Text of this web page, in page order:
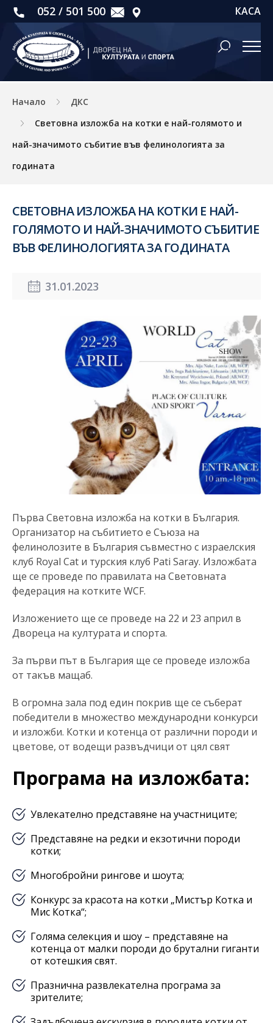
052 / 501 500 КАСА
Начало
ДКС
Световна изложба на котки е най-голямото и
най-значимото събитие във фелинологията за
годината
СВЕТОВНА ИЗЛОЖБА НА КОТКИ Е НАЙ-
ГОЛЯМОТО И НАЙ-ЗНАЧИМОТО СЪБИТИЕ
ВЪВ ФЕЛИНОЛОГИЯТА ЗА ГОДИНАТА
31.01.2023
Първа Световна изложба на котки в България.
Организатор на събитието е Съюза на
фелинолозите в България съвместно с израелския
клуб Royal Cat и турския клуб Pati Saray. Изложбата
ще се проведе по правилата на Световната
федерация на котките WCF.
Изложението ще се проведе на 22 и 23 април в
Двореца на културата и спорта.
За първи път в България ще се проведе изложба
от такъв мащаб.
В огромна зала под един покрив ще се съберат
победители в множество международни конкурси
и изложби. Котки и котенца от различни породи и
цветове, от водещи развъдчици от цял свят
Програма на изложбата:
Увлекателно представяне на участниците;
Представяне на редки и екзотични породи
котки;
Многобройни рингове и шоута;
Конкурс за красота на котки „Мистър Котка и
Мис Котка“;
Голяма селекция и шоу – представяне на
котенца от малки породи до брутални гиганти
от котешкия свят.
Празнична развлекателна програма за
зрителите;